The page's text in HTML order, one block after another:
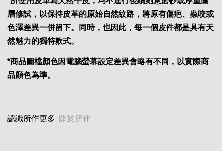
層修試，以保持皮革的原始自然紋路，將原有傷疤、蟲咬或
色澤差異一併留下。同時，也因此，每一個皮件都是具有天
然魅力的獨特款式。
*商品圖檔顏色因電腦螢幕設定差異會略有不同，以實際商
品顏色為準。
認識所作更多: 關於所作